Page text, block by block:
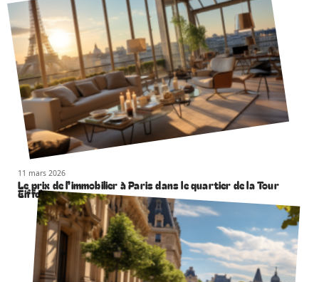
11 mars 2026
Le prix de l’immobilier à Paris dans le quartier de la Tour
Eiffel